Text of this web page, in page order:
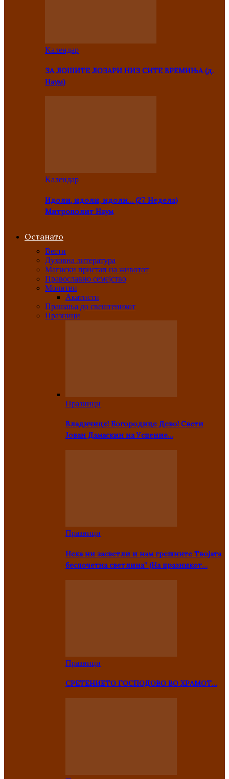
Kалендар
ЗА ЛОШИТЕ ЛОЗАРИ НИЗ СИТЕ ВРЕМИЊА (д.
Наум)
Kалендар
Идоли, идоли, идоли… (27. Недела)
Митрополит Наум
Останато
Вести
Духовна литература
Магиски пристап на животот
Православно семејство
Молитви
Акатисти
Прашања до свештеникот
Празници
Празници
Владичице! Богородице Дево! Свети
Јован Дамаскин на Успение…
Празници
Нека ни засветли и нам грешните Твојата
беспочетна светлина” (На празникот…
Празници
СРЕТЕНИЕТО ГОСПОДОВО ВО ХРАМОТ…